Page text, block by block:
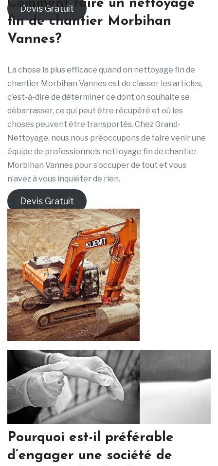
Devis Gratuit
Comment faire un nettoyage
fin de chantier Morbihan
Vannes?
La chose la plus efficace quand on nettoyage fin de
chantier Morbihan Vannes est de classer les articles,
c’est-à-dire de déterminer ce dont on souhaite se
débarrasser, ce qui peut être récupéré et où les
choses peuvent être transportés. Chez Grand-
Nettoyage, nous nous préoccupons de faire venir une
équipe de professionnels nettoyage fin de chantier
Morbihan Vannes pour s’occuper de tout et vous
n’avez à vous inquiéter de rien.
Devis Gratuit
Pourquoi est-il préférable
d’engager une société de